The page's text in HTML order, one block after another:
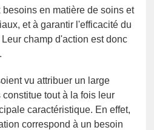
en matière de soins et
et à garantir l'efficacité du
champ d'action est donc
vu attribuer un large
tout à la fois leur
caractéristique. En effet,
correspond à un besoin